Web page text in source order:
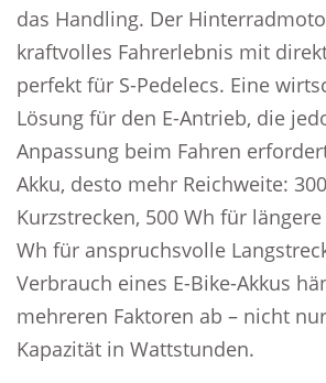
das Handling. Der
kraftvolles Fahrerlebnis mit
perfekt für S-Pedelecs. Eine
Lösung für den E-Antrieb, die
Anpassung beim Fahren
Akku, desto mehr Reichweite:
Kurzstrecken, 500 Wh für
Wh für anspruchsvolle
Verbrauch eines E-Bike-Akkus
mehreren Faktoren ab – nicht
Kapazität in Wattstunden.